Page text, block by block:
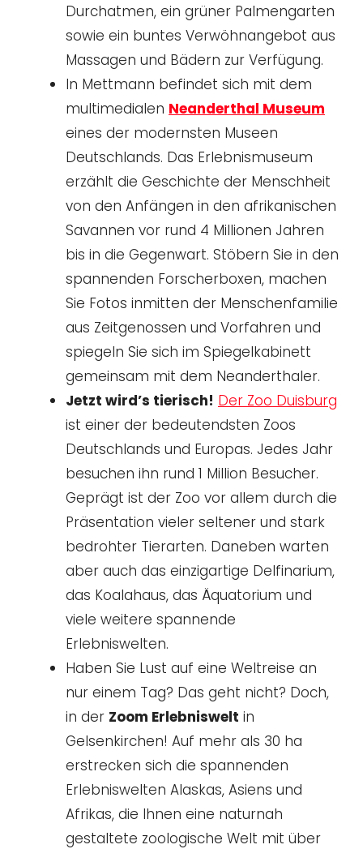
Durchatmen, ein grüner Palmengarten
sowie ein buntes Verwöhnangebot aus
Massagen und Bädern zur Verfügung.
In Mettmann befindet sich mit dem
multimedialen Neanderthal Museum
eines der modernsten Museen
Deutschlands. Das Erlebnismuseum
erzählt die Geschichte der Menschheit
von den Anfängen in den afrikanischen
Savannen vor rund 4 Millionen Jahren
bis in die Gegenwart. Stöbern Sie in den
spannenden Forscherboxen, machen
Sie Fotos inmitten der Menschenfamilie
aus Zeitgenossen und Vorfahren und
spiegeln Sie sich im Spiegelkabinett
gemeinsam mit dem Neanderthaler.
Jetzt wird’s tierisch! Der Zoo Duisburg
ist einer der bedeutendsten Zoos
Deutschlands und Europas. Jedes Jahr
besuchen ihn rund 1 Million Besucher.
Geprägt ist der Zoo vor allem durch die
Präsentation vieler seltener und stark
bedrohter Tierarten. Daneben warten
aber auch das einzigartige Delfinarium,
das Koalahaus, das Äquatorium und
viele weitere spannende
Erlebniswelten.
Haben Sie Lust auf eine Weltreise an
nur einem Tag? Das geht nicht? Doch,
in der Zoom Erlebniswelt in
Gelsenkirchen! Auf mehr als 30 ha
erstrecken sich die spannenden
Erlebniswelten Alaskas, Asiens und
Afrikas, die Ihnen eine naturnah
gestaltete zoologische Welt mit über